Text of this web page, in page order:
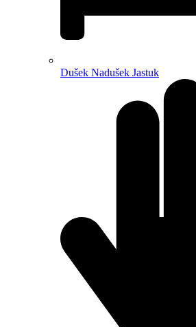
Dušek Nadušek Jastuk